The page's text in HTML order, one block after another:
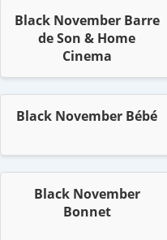
Black November Barre
de Son & Home
Cinema
Black November Bébé
Black November
Bonnet